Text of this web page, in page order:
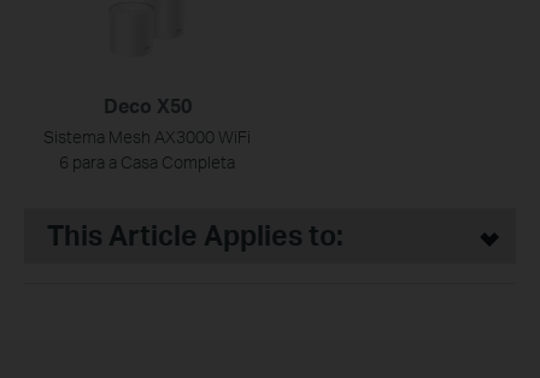
Deco X50
Sistema Mesh AX3000 WiFi
6 para a Casa Completa
This Article Applies to: